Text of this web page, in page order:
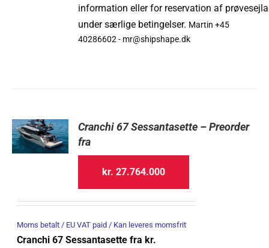
informationellerfor reservation af
under særlige betingelser. Martin +45
40286602 - mr@shipshape.dk
Cranchi 67 Sessantasette – Preorder
fra
kr. 27.764.000
Moms betalt / EU VAT paid / Kan leveres momsfrit
Cranchi 67 Sessantasette fra kr.